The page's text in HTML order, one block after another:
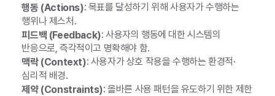
행동 (Actions): 목표를 달성하기 위해 사용자가 수행하는
행위나 제스처.
피드백 (Feedback): 사용자의 행동에 대한 시스템의
반응으로, 즉각적이고 명확해야 함.
맥락 (Context): 사용자가 상호 작용을 수행하는 환경적·
심리적 배경.
제약 (Constraints): 올바른 사용 패턴을 유도하기 위한 제한